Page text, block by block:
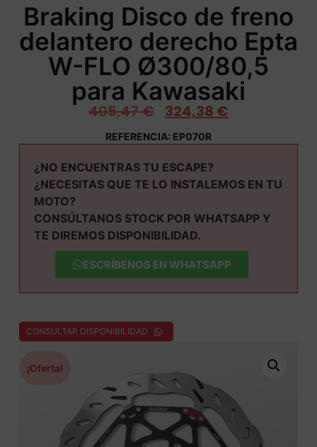
Braking Disco de freno
delantero derecho Epta
W-FLO Ø300/80,5
para Kawasaki
405,47€ 324,38 €
REFERENCIA: EP070R
¿NO ENCUENTRAS TU ESCAPE?
¿NECESITAS QUE TE LO INSTALEMOS EN TU
MOTO?
CONSÚLTANOS STOCK POR WHATSAPP Y
TE DIREMOS DISPONIBILIDAD.
ESCRÍBENOS EN WHATSAPP
CONSULTAR DISPONIBILIDAD
¡Oferta!